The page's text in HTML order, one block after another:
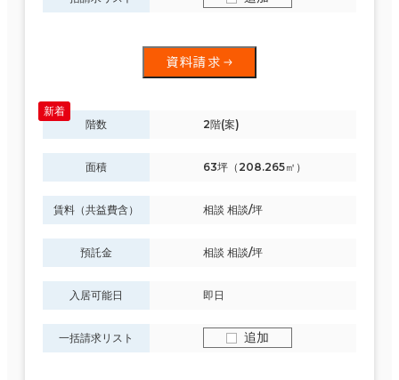
資料請求
階数 2階(案)
面積 63坪（208.265㎡）
賃料（共益費含） 相談 相談/坪
預託金 相談 相談/坪
入居可能日 即日
一括請求リスト 追加